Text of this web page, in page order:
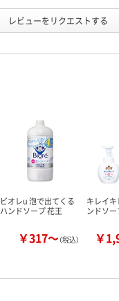
レビューをリクエストする
ビオレu 泡で出てくる
ハンドソープ 花王
￥317～（税込）
キレイ
ンドソ
￥